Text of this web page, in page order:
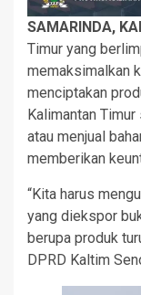
SAMARINDA,
Timur yang
memaksimalkan
menciptakan
Kalimantan
atau menjual
memberikan
“Kita harus
yang diekspor
berupa produk
DPRD Kaltim